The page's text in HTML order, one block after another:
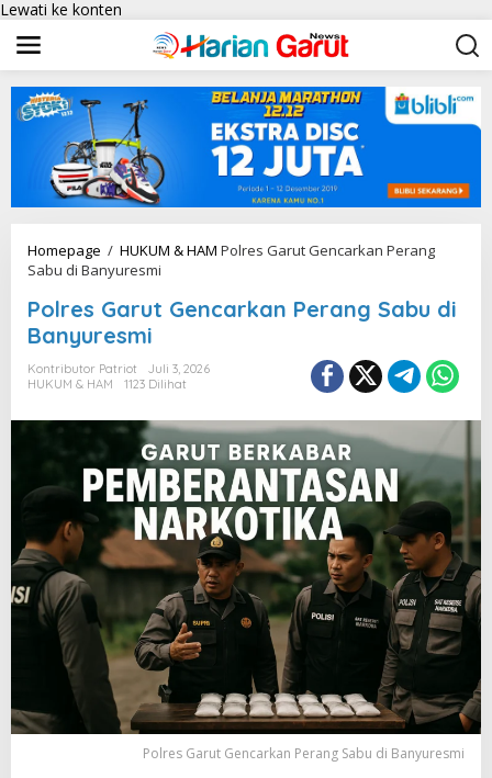
Lewati ke konten
Homepage / HUKUM & HAM Polres Garut Gencarkan Perang
Sabu di Banyuresmi
Polres Garut Gencarkan Perang Sabu di
Banyuresmi
Kontributor Patriot
Juli 3, 2026
HUKUM & HAM
1123 Dilihat
Polres Garut Gencarkan Perang Sabu di Banyuresmi